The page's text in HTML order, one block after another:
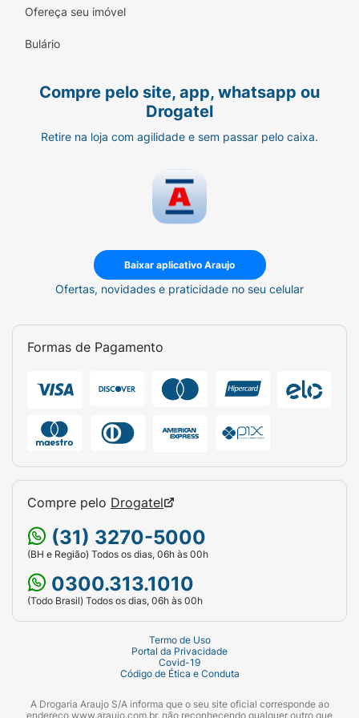
agressões.
Hidratação Profunda:
Fórmula Poderosa:Combinação inteligente
Graxos, Postbiolift™ e Hydrafence.
Hipoalergênico e Seguro:
formulado para minimizar o risco de
alergias, sendo ideal para peles delicadas e
Multiuso:
Excelente para áreas de atrito,
lábios ressecados, pós-sol, cuidado pós-
dermatológicos.
Sugestão de Uso:
Aplique uma camada generosa do Fisiogel
Multirreparador Calmante sobre a pele
previamente limpa e seca, focando nas áreas
afetadas, sensibilizadas ou ressecadas do
rosto e do corpo. Massageie suavemente até
a completa absorção do produto. Pode ser
utilizado de uma a duas vezes ao dia, ou
hidratação e alívio imediato.
de uso externo. Em caso de irritação,
suspenda o uso e procure orientação médica.
Ficha Técnica:
Medihealth.
Produto:Creme Multirreparador Calmante.
Ofereça seu imóvel
Bulário
Compre pelo site, app, whatsapp ou
Drogatel
Retire na loja com agilidade e sem passar pelo caixa.
Baixar aplicativo Araujo
Ofertas, novidades e praticidade no seu celular
Formas de Pagamento
Compre pelo Drogatel
(31) 3270-5000
(BH e Região) Todos os dias, 06h às 00h
0300.313.1010
(Todo Brasil) Todos os dias, 06h às 00h
Termo de Uso
Portal da Privacidade
Covid-19
Código de Ética e Conduta
A Drogaria Araujo S/A informa que o seu site oficial corresponde ao
endereço www.araujo.com.br, não reconhecendo qualquer outro que